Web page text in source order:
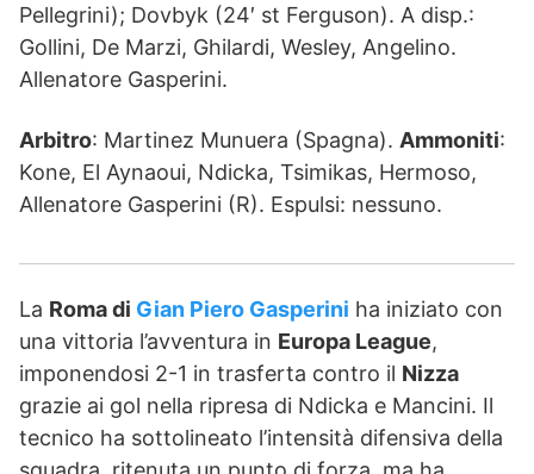
Pellegrini); Dovbyk (24′ st Ferguson). A disp.:
Gollini, De Marzi, Ghilardi, Wesley, Angelino.
Allenatore Gasperini.
Arbitro: Martinez Munuera (Spagna). Ammoniti:
Kone, El Aynaoui, Ndicka, Tsimikas, Hermoso,
Allenatore Gasperini (R). Espulsi: nessuno.
La Roma di Gian Piero Gasperini ha iniziato con
una vittoria l’avventura in Europa League,
imponendosi 2-1 in trasferta contro il Nizza
grazie ai gol nella ripresa di Ndicka e Mancini. Il
tecnico ha sottolineato l’intensità difensiva della